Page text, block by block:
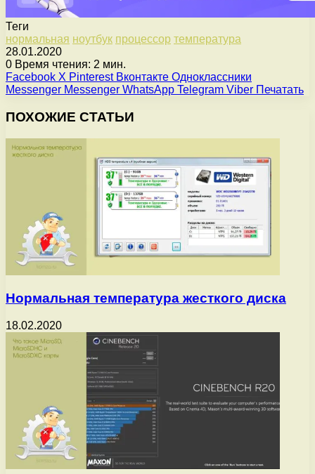
Теги
нормальная ноутбук процессор температура
28.01.2020
0 Время чтения: 2 мин.
Facebook X Pinterest Вконтакте Одноклассники
Messenger Messenger WhatsApp Telegram Viber Печатать
ПОХОЖИЕ СТАТЬИ
Нормальная температура жесткого диска
18.02.2020